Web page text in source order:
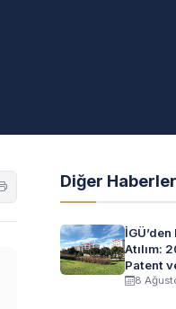
Diğer Haberler
Atılım:
Patent
8